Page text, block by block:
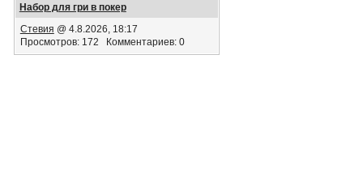
Набор для гри в покер
Стевия @ 4.8.2026, 18:17
Просмотров: 172 Комментариев: 0